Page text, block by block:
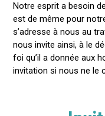
Notre esprit a besoin
est de même pour
s’adresse à nous au
nous invite ainsi, à le
foi qu’il a donnée aux
invitation si nous ne le